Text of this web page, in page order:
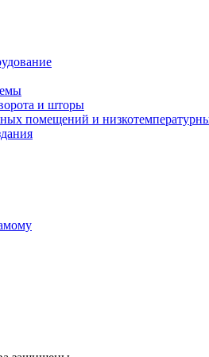
и шторы
помещений и